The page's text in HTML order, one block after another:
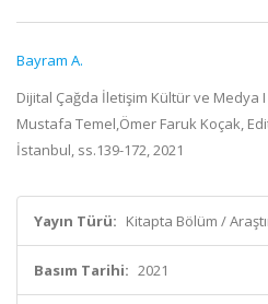
Bayram A.
Dijital Çağda İletişim Kültür ve Medya
Mustafa Temel,Ömer Faruk Koçak,
İstanbul, ss.139-172, 2021
Yayın Türü: Kitapta Bölüm /
Basım Tarihi: 2021